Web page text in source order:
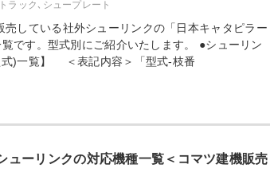
ラック､シュープレート
売している社外シューリンクの「日本キャタピラー
です。型式別にご紹介いたします。 ●シューリン
式)一覧】 ＜表記内容＞「型式-枝番
ューリンクの対応機種一覧＜コマツ建機販売